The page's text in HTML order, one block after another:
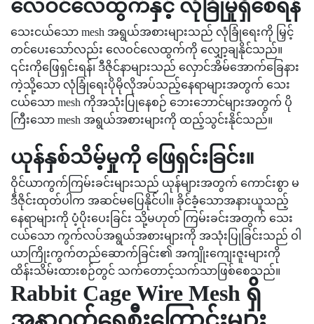
လေဝင်လေထွက်နှင့် လုံခြုံမှုရှိစေရန်
သေးငယ်သော mesh အရွယ်အစားများသည် လုံခြုံရေးကို မြှင့်
တင်ပေးသော်လည်း လေဝင်လေထွက်ကို လျှော့ချနိုင်သည်။
၎င်းကိုဖြေရှင်းရန်၊ ဒီဇိုင်နာများသည် လှောင်အိမ်အောက်ခြေနား
ကဲ့သို့သော လုံခြုံရေးပိုမိုလိုအပ်သည့်နေရာများအတွက် သေး
ငယ်သော mesh ကိုအသုံးပြုနေစဉ် ဘေးဘောင်များအတွက် ပို
ကြီးသော mesh အရွယ်အစားများကို ထည့်သွင်းနိုင်သည်။
ယုန်နှစ်သိမ့်မှုကို ဖြေရှင်းခြင်း။
ဝိုင်ယာကွက်ကြမ်းခင်းများသည် ယုန်များအတွက် ကောင်းစွာ မ
ဒီဇိုင်းထုတ်ပါက အဆင်မပြေနိုင်ပါ။ ခိုင်ခံ့သောအနားယူသည့်
နေရာများကို ပံ့ပိုးပေးခြင်း သို့မဟုတ် ကြမ်းခင်းအတွက် သေး
ငယ်သော ကွက်လပ်အရွယ်အစားများကို အသုံးပြုခြင်းသည် ဝါ
ယာကြိုးကွက်တည်ဆောက်ခြင်း၏ အကျိုးကျေးဇူးများကို
ထိန်းသိမ်းထားစဉ်တွင် သက်တောင့်သက်သာဖြစ်စေသည်။
Rabbit Cage Wire Mesh ရှိ